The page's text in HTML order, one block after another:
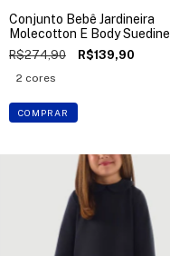
Conjunto Bebê Jardineira
Molecotton E Body Suedine
Up Baby
R$274,90 R$139,90
2 cores
COMPRAR